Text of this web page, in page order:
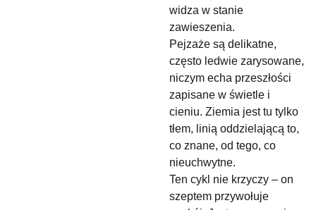
widza w stanie
zawieszenia.
Pejzaże są delikatne,
często ledwie zarysowane,
niczym echa przeszłości
zapisane w świetle i
cieniu. Ziemia jest tu tylko
tłem, linią oddzielającą to,
co znane, od tego, co
nieuchwytne.
Ten cykl nie krzyczy – on
szeptem przywołuje